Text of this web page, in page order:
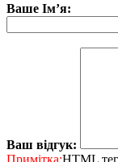
Ваше Ім’я:
Ваш відгук:
Примітка:HTML